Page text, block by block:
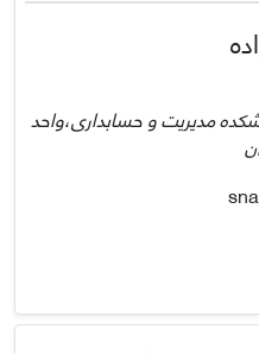
مدیریت و حسابداری،واحد